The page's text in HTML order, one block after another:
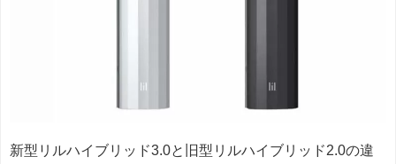
新型リルハイブリッド3.0と旧型リルハイブリッド2.0の違